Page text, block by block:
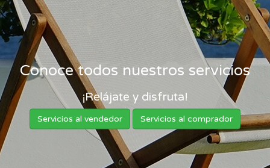
Conoce todos nuestros servicios
¡Relájate y disfruta!
Servicios al vendedor Servicios al comprador